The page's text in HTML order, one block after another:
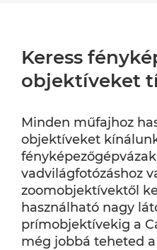
Keress
objektíveket
Minden műfajhoz
objektíveket
vadvilágfotózáshoz
zoomobjektívektől
használható nagy
prímobjektívekig a
még jobbá teheted